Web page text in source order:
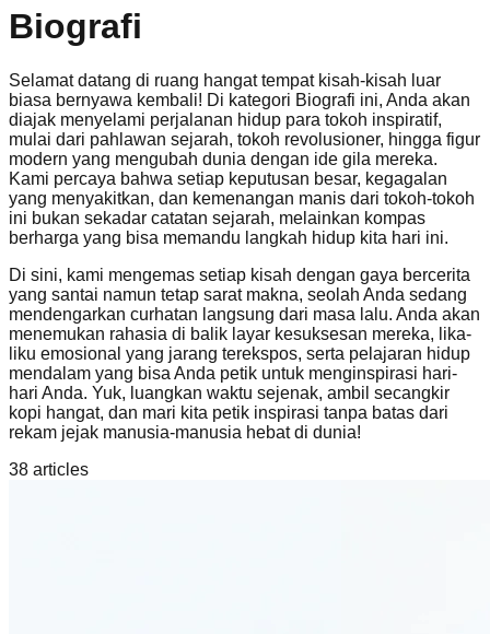
Biografi
Selamat datang di ruang hangat tempat kisah-kisah luar
biasa bernyawa kembali! Di kategori Biografi ini, Anda akan
diajak menyelami perjalanan hidup para tokoh inspiratif,
mulai dari pahlawan sejarah, tokoh revolusioner, hingga figur
modern yang mengubah dunia dengan ide gila mereka.
Kami percaya bahwa setiap keputusan besar, kegagalan
yang menyakitkan, dan kemenangan manis dari tokoh-tokoh
ini bukan sekadar catatan sejarah, melainkan kompas
berharga yang bisa memandu langkah hidup kita hari ini.
Di sini, kami mengemas setiap kisah dengan gaya bercerita
yang santai namun tetap sarat makna, seolah Anda sedang
mendengarkan curhatan langsung dari masa lalu. Anda akan
menemukan rahasia di balik layar kesuksesan mereka, lika-
liku emosional yang jarang terekspos, serta pelajaran hidup
mendalam yang bisa Anda petik untuk menginspirasi hari-
hari Anda. Yuk, luangkan waktu sejenak, ambil secangkir
kopi hangat, dan mari kita petik inspirasi tanpa batas dari
rekam jejak manusia-manusia hebat di dunia!
38 articles